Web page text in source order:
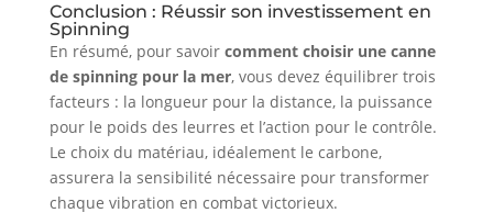
Conclusion : Réussir son investissement en
Spinning
En résumé, pour savoir comment choisir une canne
de spinning pour la mer, vous devez équilibrer trois
facteurs : la longueur pour la distance, la puissance
pour le poids des leurres et l’action pour le contrôle.
Le choix du matériau, idéalement le carbone,
assurera la sensibilité nécessaire pour transformer
chaque vibration en combat victorieux.